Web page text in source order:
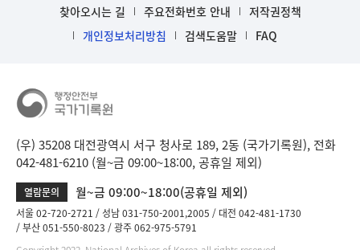
찾아오시는 길 주요전화번호 안내
저작권정책
개인정보처리방침
검색도움말 FAQ
(우) 35208 대전광역시 서구 청사로 189, 2동 (국가기록원), 전화
042-481-6210 (월~금 09:00~18:00, 공휴일 제외)
열람문의 월~금 09:00~18:00(공휴일 제외)
서울 02-720-2721 성남 031-750-2001,2005
대전 042-481-1730
부산 051-550-8023
광주 062-975-5791